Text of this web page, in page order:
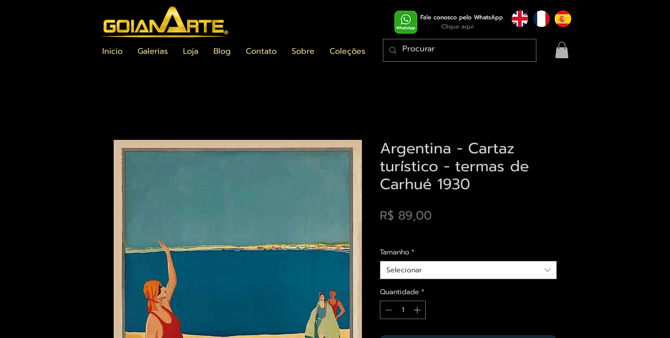
Inicio Galerias Loja Blog Contato Sobre Coleções
Argentina - Cartaz
turístico - termas de
Carhué 1930
R$ 89,00
Tamanho*
Selecionar
Quantidade *